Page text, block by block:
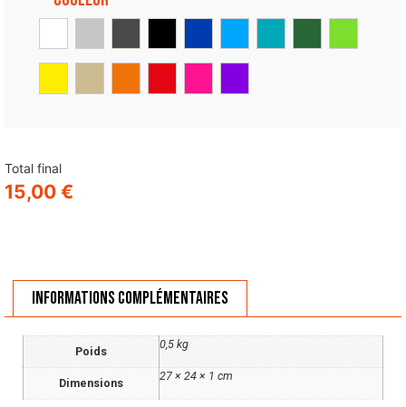
Total final
15,00 €
Informations complémentaires
Poids
0,5 kg
Dimensions
27 × 24 × 1 cm